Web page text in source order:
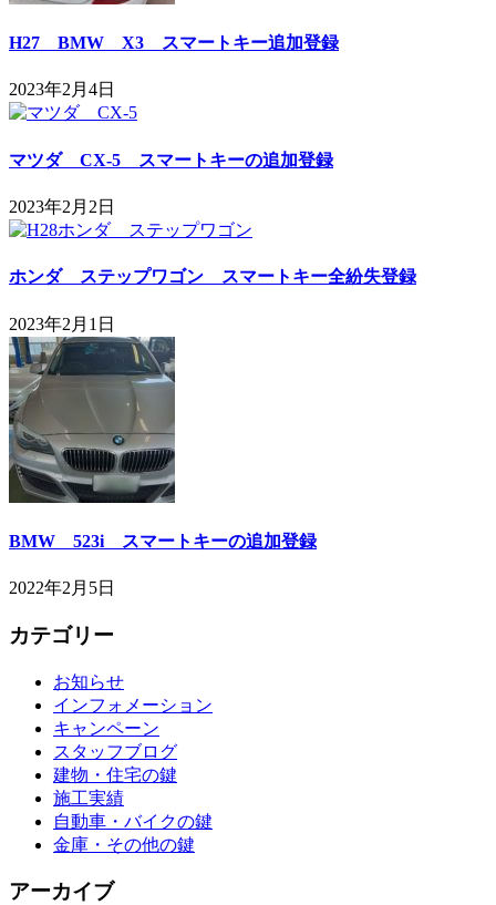
H27 BMW X3 スマートキー追加登録
2023年2月4日
マツダ CX-5 スマートキーの追加登録
2023年2月2日
ホンダ ステップワゴン スマートキー全紛失登録
2023年2月1日
BMW 523i スマートキーの追加登録
2022年2月5日
カテゴリー
お知らせ
インフォメーション
キャンペーン
スタッフブログ
建物・住宅の鍵
施工実績
自動車・バイクの鍵
金庫・その他の鍵
アーカイブ